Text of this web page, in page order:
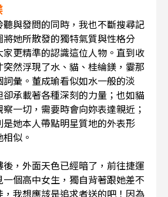
與發問的同時，我也不斷搜尋記
她所散發的獨特氣質與性格分
更精準的認識這位人物。直到收
然浮現了水、貓、桂綸鎂，霎那
彙。董成瑜看似如水一般的淡
承載著各種深刻的力量；也如貓
一切，需要時會向妳表達親近；
她本人帶點明星質地的外表形
似。
，外面天色已經暗了，前往捷運
個高中女生，獨自背著跟她差不
我想應該是追求者送的吧！因為